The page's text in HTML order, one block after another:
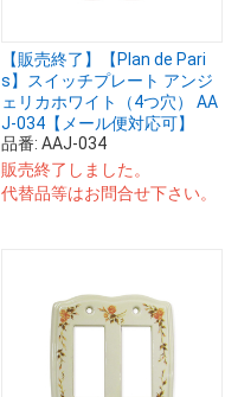
【販売終了】【Plan de Pari
s】スイッチプレート アンジ
ェリカホワイト（4つ穴） AA
J-034【メール便対応可】
品番: AAJ-034
販売終了しました。
代替品等はお問合せ下さい。